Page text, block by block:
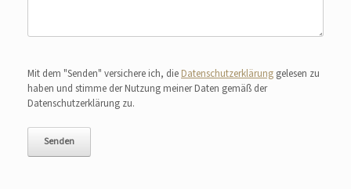
Mit dem "Senden" versichere ich, die Datenschutzerklärung gelesen zu
haben und stimme der Nutzung meiner Daten gemäß der
Datenschutzerklärung zu.